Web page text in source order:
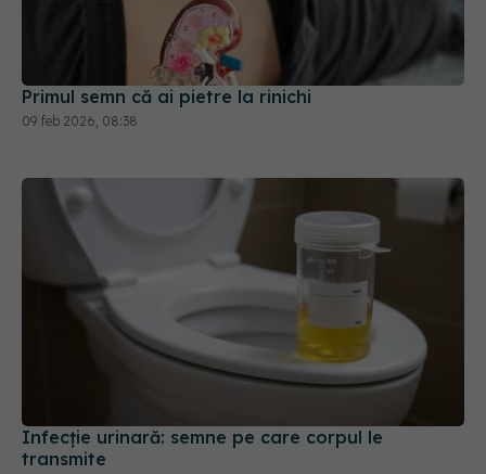
Primul semn că ai pietre la rinichi
09 feb 2026, 08:38
Infecție urinară: semne pe care corpul le
transmite